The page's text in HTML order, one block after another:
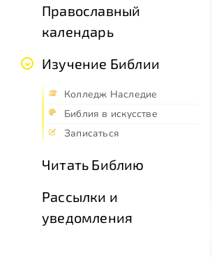
Православный
календарь
Изучение Библии
Колледж Наследие
Библия в искусстве
Записаться
Читать Библию
Рассылки и
уведомления